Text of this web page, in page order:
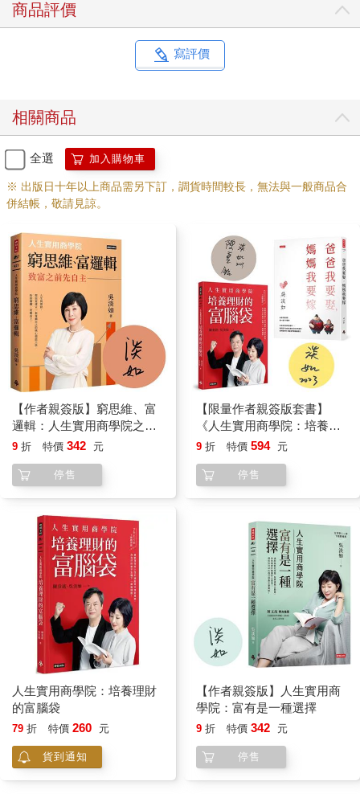
商品評價
寫評價
相關商品
全選 加入購物車
※ 出版日十年以上商品需另下訂，調貨時間較長，無法與一般商品合
併結帳，敬請見諒。
【作者親簽版】窮思維、富
邏輯：人生實用商學院之致
富之前先自主
9 折 特價 342 元
停售
【限量作者親簽版套書】
《人生實用商學院：培養理
財的富腦袋》＋《爸爸要再
9 折 特價 594 元
停售
人生實用商學院：培養理財
的富腦袋
79 折 特價 260 元
貨到通知
【作者親簽版】人生實用商
學院：富有是一種選擇
9 折 特價 342 元
停售